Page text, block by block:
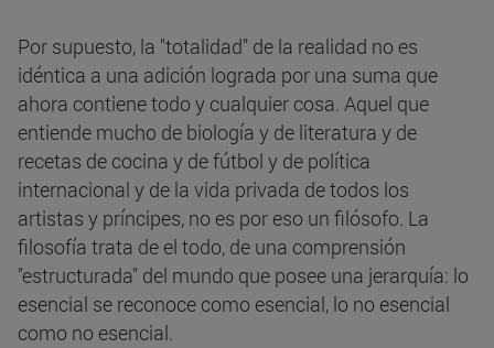
Por supuesto, la "totalidad" de la realidad no es
idéntica a una adición lograda por una suma que
ahora contiene todo y cualquier cosa. Aquel que
entiende mucho de biología y de literatura y de
recetas de cocina y de fútbol y de política
internacional y de la vida privada de todos los
artistas y príncipes, no es por eso un filósofo. La
filosofía trata de el todo, de una comprensión
"estructurada" del mundo que posee una jerarquía: lo
esencial se reconoce como esencial, lo no esencial
como no esencial.